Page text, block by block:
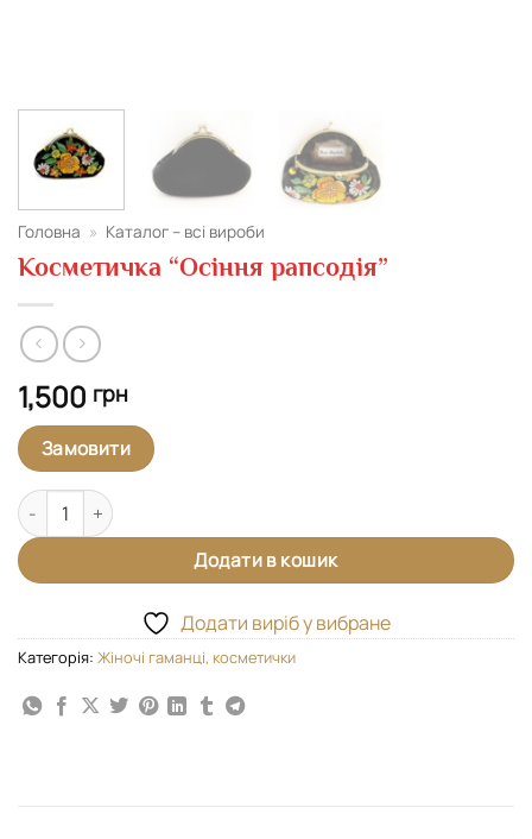
Головна » Каталог – всі вироби
Косметичка “Осіння рапсодія”
1,500 грн
Замовити
Косметичка "Осіння рапсодія" кількість
Додати в кошик
Додати виріб у вибране
Категорія: Жіночі гаманці, косметички